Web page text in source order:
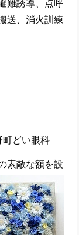
難誘導、点呼
送、消火訓練
町どい眼科
素敵な額を設